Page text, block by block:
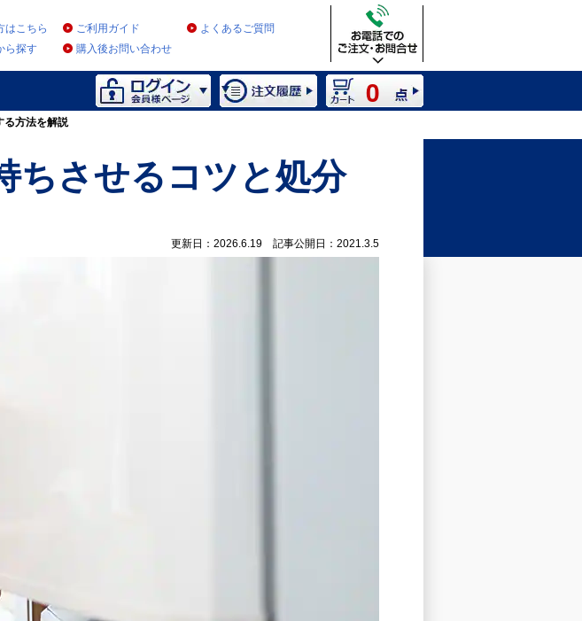
はこちら ご利用ガイド
よくあるご質問
ら探す
購入後お問い合わせ
0
る方法を解説
ちさせるコツと処分
更新日：2026.6.19 記事公開日：2021.3.5